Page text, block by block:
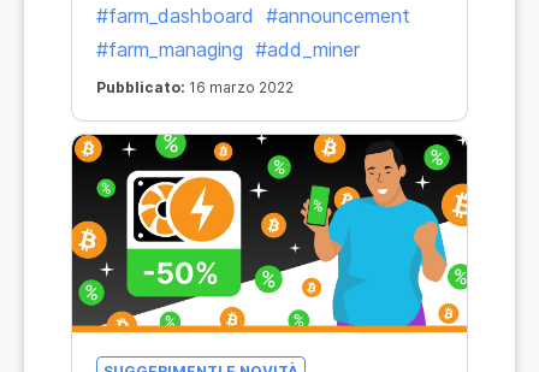
#farm_dashboard #announcement
#farm_managing #add_miner
Pubblicato: 16 marzo 2022